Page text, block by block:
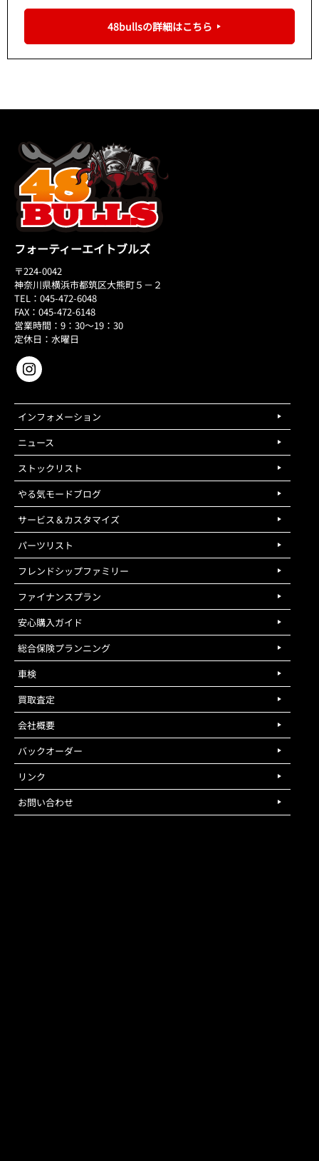
48bullsの詳細はこちら
フォーティーエイトブルズ
〒224-0042
神奈川県横浜市都筑区大熊町５－２
TEL：045-472-6048
FAX：045-472-6148
営業時間：9：30～19：30
定休日：水曜日
インフォメーション
ニュース
ストックリスト
やる気モードブログ
サービス＆カスタマイズ
パーツリスト
フレンドシップファミリー
ファイナンスプラン
安心購入ガイド
総合保険プランニング
車検
買取査定
会社概要
バックオーダー
リンク
お問い合わせ